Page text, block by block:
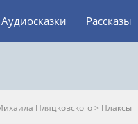
Аудиосказки Рассказы
Пляцковского> Плаксы